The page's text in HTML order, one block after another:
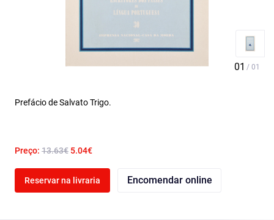
Prefácio de Salvato Trigo.
Preço: 13.63€ 5.04€
Reservar na livraria Encomendar online